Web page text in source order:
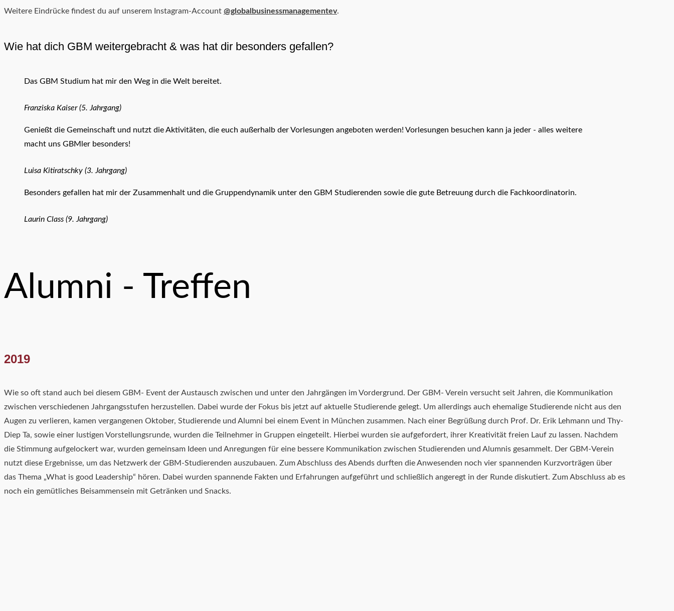
Weitere Eindrücke findest du auf unserem Instagram-Account @globalbusinessmanagementev.
Wie hat dich GBM weitergebracht & was hat dir besonders gefallen?
Das GBM Studium hat mir den Weg in die Welt bereitet.
Franziska Kaiser (5. Jahrgang)
Genießt die Gemeinschaft und nutzt die Aktivitäten, die euch außerhalb der Vorlesungen angeboten werden! Vorlesungen besuchen kann ja jeder - alles weitere
macht uns GBMler besonders!
Luisa Kitiratschky (3. Jahrgang)
Besonders gefallen hat mir der Zusammenhalt und die Gruppendynamik unter den GBM Studierenden sowie die gute Betreuung durch die Fachkoordinatorin.
Laurin Class (9. Jahrgang)
Alumni - Treffen
2019
Wie so oft stand auch bei diesem GBM- Event der Austausch zwischen und unter den Jahrgängen im Vordergrund. Der GBM- Verein versucht seit Jahren, die Kommunikation
zwischen verschiedenen Jahrgangsstufen herzustellen. Dabei wurde der Fokus bis jetzt auf aktuelle Studierende gelegt. Um allerdings auch ehemalige Studierende nicht aus den
Augen zu verlieren, kamen vergangenen Oktober, Studierende und Alumni bei einem Event in München zusammen. Nach einer Begrüßung durch Prof. Dr. Erik Lehmann und Thy-
Diep Ta, sowie einer lustigen Vorstellungsrunde, wurden die Teilnehmer in Gruppen eingeteilt. Hierbei wurden sie aufgefordert, ihrer Kreativität freien Lauf zu lassen. Nachdem
die Stimmung aufgelockert war, wurden gemeinsam Ideen und Anregungen für eine bessere Kommunikation zwischen Studierenden und Alumnis gesammelt. Der GBM-Verein
nutzt diese Ergebnisse, um das Netzwerk der GBM-Studierenden auszubauen. Zum Abschluss des Abends durften die Anwesenden noch vier spannenden Kurzvorträgen über
das Thema „What is good Leadership“ hören. Dabei wurden spannende Fakten und Erfahrungen aufgeführt und schließlich angeregt in der Runde diskutiert. Zum Abschluss ab es
noch ein gemütliches Beisammensein mit Getränken und Snacks.